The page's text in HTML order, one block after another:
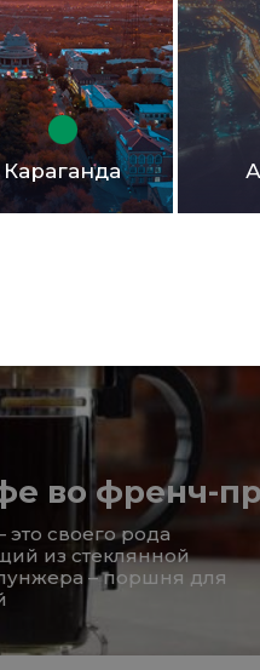
во френч-
своего рода
из стеклянной
– поршня для
Караганда